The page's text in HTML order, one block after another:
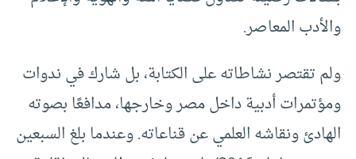
والأدب المعاصر.
ولم تقتصر نشاطاته على الكتابة، بل شارك في ندوات
ومؤتمرات أدبية داخل مصر وخارجها، مدافعًا بصوته
الهادئ ونقاشه العلمي عن قناعاته. وعندما بلغ السبعين